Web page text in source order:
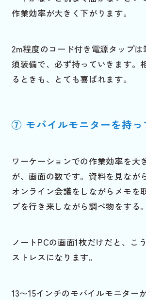
作業効率が大きく下がります。
2m程度のコード付き電源タップ
須装備で、必ず持っていきます。
るときも、とても喜ばれます。
⑦ モバイルモニターを持っ
ワーケーションでの作業効率を大
が、画面の数です。資料を見なが
オンライン会議をしながらメモを
ブを行き来しながら調べ物をする。
ノートPCの画面1枚だけだと、こ
ストレスになります。
13〜15インチのモバイルモニター